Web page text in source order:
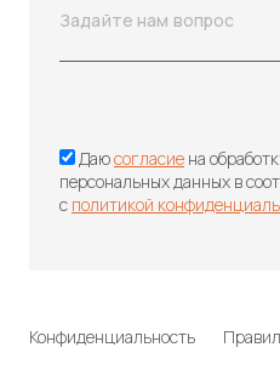
Даюсогласие на
персональных данных в
с политикой
Конфиденциальность